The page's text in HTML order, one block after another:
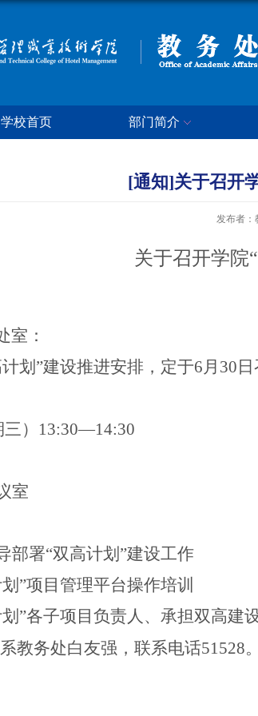
学校首页 部门简介
[通知]关于召开
发布者：
关于召开学院
室：
划”建设推进安排，定于6月30
三）13:30—14:30
室
部署“双高计划”建设工作
划”项目管理平台操作培训
”各子项目负责人、承担双高建
教务处白友强，联系电话51528。